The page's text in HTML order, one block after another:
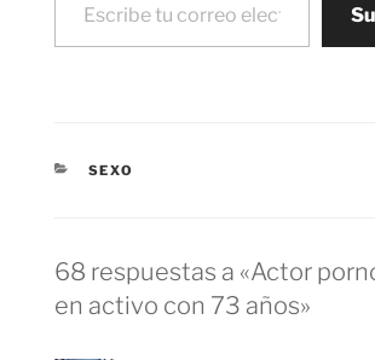
CATEGORÍAS
SEXO
68 respuestas a «Actor
en activo con 73 años»